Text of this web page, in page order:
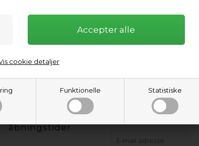
Funktionelle Statistiske
cookie detaljer
åbningstider
Hold dig opdateret